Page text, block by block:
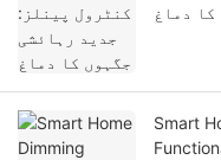
کا دماغ
Smart